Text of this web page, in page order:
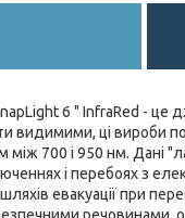
6 " InfraRed - це
ці вироби
700 і 950 нм. Дані
і перебоях з
евакуації при